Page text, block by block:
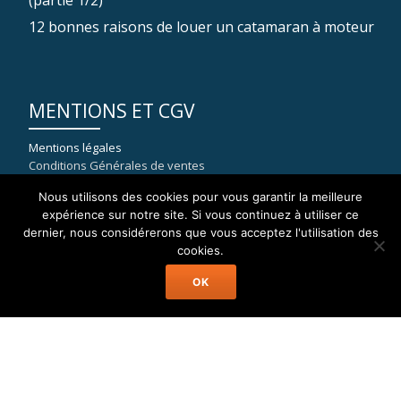
12 bonnes raisons de louer un catamaran à moteur
MENTIONS ET CGV
Mentions légales
Conditions Générales de ventes
83400 HYERES
Nous utilisons des cookies pour vous garantir la meilleure
expérience sur notre site. Si vous continuez à utiliser ce
dernier, nous considérerons que vous acceptez l'utilisation des
cookies.
OK